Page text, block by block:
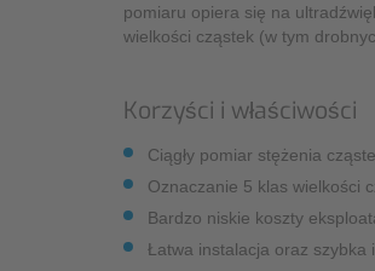
pomiaru opiera się na
wielkości cząstek (w tym
Korzyści i właściwości
Ciągły pomiar stężenia
Oznaczanie 5 klas wielkości
Bardzo niskie koszty
Łatwa instalacja oraz szybka i